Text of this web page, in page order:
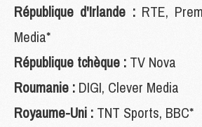
République d'Irlande : RTE,
Media*
République tchèque : TV Nova
Roumanie : DIGI, Clever Media
Royaume-Uni : TNT Sports, BBC*